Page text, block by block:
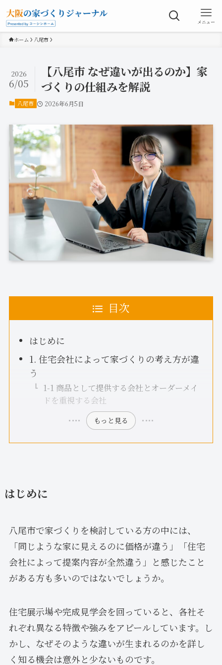
メニュー
ホーム 八尾市
【八尾市 なぜ違いが出るのか】家
づくりの仕組みを解説
2026
6/05
八尾市 2026年6月5日
目次
はじめに
1. 住宅会社によって家づくりの考え方が違
う
1-1 商品として提供する会社とオーダーメイ
ドを重視する会社
もっと見る
はじめに
八尾市で家づくりを検討している方の中には、
「同じような家に見えるのに価格が違う」「住宅
会社によって提案内容が全然違う」と感じたこと
がある方も多いのではないでしょうか。
住宅展示場や完成見学会を回っていると、各社そ
れぞれ異なる特徴や強みをアピールしています。し
かし、なぜそのような違いが生まれるのかを詳し
く知る機会は意外と少ないものです。